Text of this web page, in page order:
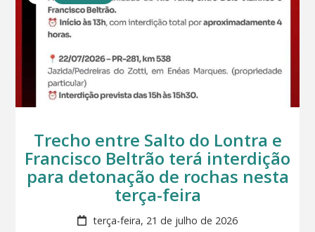
Trecho entre Salto do Lontra e
Francisco Beltrão terá interdição
para detonação de rochas nesta
terça-feira
terça-feira, 21 de julho de 2026